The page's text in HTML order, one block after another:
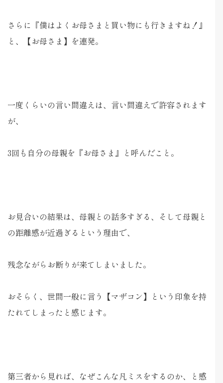
さらに『僕はよくお母さまと買い物にも行きますね！』
と、【お母さま】を連発。
一度くらいの言い間違えは、言い間違えで許容されます
が、
3回も自分の母親を『お母さま』と呼んだこと。
お見合いの結果は、母親との話多すぎる、そして母親と
の距離感が近過ぎるという理由で、
残念ながらお断りが来てしまいました。
おそらく、世間一般に言う【マザコン】という印象を持
たれてしまったと感じます。
第三者から見れば、なぜこんな凡ミスをするのか、と感